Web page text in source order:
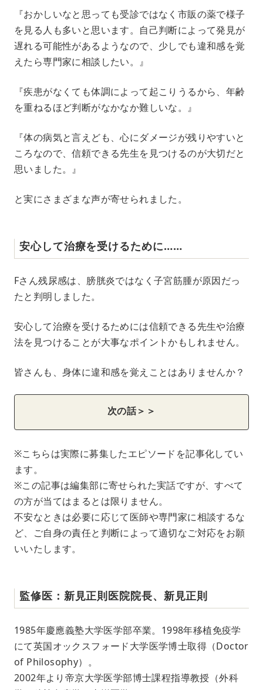
『おかしいなと思っても受診ではなく市販の薬で様子
を見る人も多いと思います。自己判断によって発見が
遅れる可能性があるようなので、少しでも違和感を覚
えたら専門家に相談したい。』
『疾患がなくても体調によって起こりうるから、年齢
を重ねるほど判断がなかなか難しいな。』
『体の病気と言えども、心にダメージが残りやすいと
ころなので、信頼できる先生を見つけるのが大切だと
思いました。』
と実にさまざまな声が寄せられました。
安心して治療を受けるために……
Fさん残尿感は、膀胱炎ではなく子宮筋腫が原因だっ
たと判明しました。
安心して治療を受けるためには信頼できる先生や治療
法を見つけることが大事なポイントかもしれません。
皆さんも、身体に違和感を覚えことはありませんか？
次の話＞＞
※こちらは実際に募集したエピソードを記事化してい
ます。
※この記事は編集部に寄せられた実話ですが、すべて
の方が当てはまるとは限りません。
不安なときは必要に応じて医師や専門家に相談するな
ど、ご自身の責任と判断によって適切なご対応をお願
いいたします。
監修医：新見正則医院院長、新見正則
1985年慶應義塾大学医学部卒業。1998年移植免疫学
にて英国オックスフォード大学医学博士取得（Doctor
of Philosophy）。
2002年より帝京大学医学部博士課程指導教授（外科